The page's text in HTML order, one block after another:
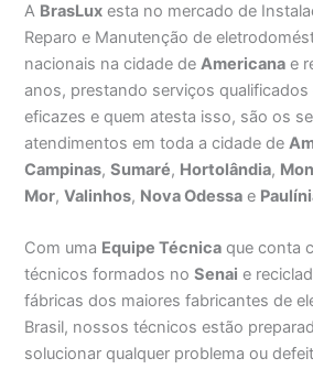
A BrasLux esta no mercado de
Reparo e Manutenção de
nacionais na cidade deAmericana e
anos, prestando serviços
eficazes e quem atesta isso, são os
atendimentos em toda a cidade de
Campinas,Sumaré, Hortolândia,
Mor,Valinhos, Nova Odessa e
Com uma Equipe Técnica que conta
técnicos formados noSenai e
fábricas dos maiores fabricantes de
Brasil, nossos técnicos estão
solucionar qualquer problema ou